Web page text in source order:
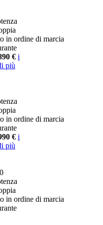
in ordine di marcia
€ i
più
in ordine di marcia
€ i
più
in ordine di marcia